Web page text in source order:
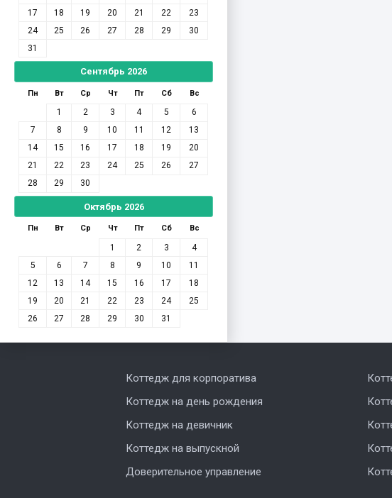
17
18 19 20 21 22
23
24
25 26 27 28 29
30
31
Сентябрь 2026
Пн Вт Ср Чт Пт Сб Вс
1 2 3 4 5
6
7
8 9 10 11 12
13
14
15 16 17 18 19
20
21
22 23 24 25 26
27
28
29 30
Октябрь 2026
Пн Вт Ср Чт Пт Сб Вс
1 2 3
4
5
6 7 8 9 10
11
12
13 14 15 16 17
18
19
20 21 22 23 24
25
26
27 28 29 30 31
Коттедж для корпоратива
Коттедж на день рождения
Коттедж на девичник
Коттедж на выпускной
Доверительное управление